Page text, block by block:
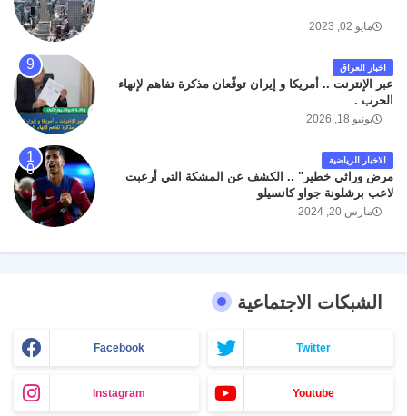
مايو 02, 2023
اخبار العراق
عبر الإنترنت .. أمريكا و إيران توقّعان مذكرة تفاهم لإنهاء
الحرب .
يونيو 18, 2026
الاخبار الرياضية
مرض وراثي خطير" .. الكشف عن المشكة التي أرعبت
لاعب برشلونة جواو كانسيلو
مارس 20, 2024
الشبكات الاجتماعية
Facebook Twitter
Instagram Youtube